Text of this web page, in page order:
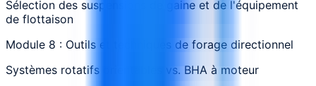
Sélection des suspensions de gaine et de l'équipement
de flottaison
Module 8 : Outils et techniques de forage directionnel
Systèmes rotatifs orientables vs. BHA à moteur